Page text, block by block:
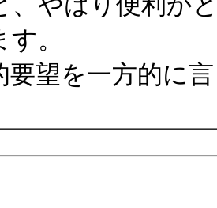
。
要望を一方的に